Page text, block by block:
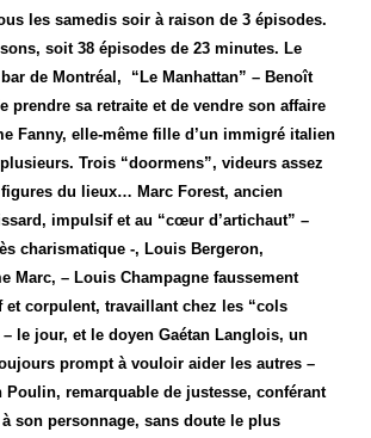
les samedis soir à raison de 3 épisodes.
soit 38 épisodes de 23 minutes. Le
de Montréal, “Le Manhattan” – Benoît
prendre sa retraite et de vendre son affaire
Fanny, elle-même fille d’un immigré italien
Trois “doormens”, videurs assez
du lieux… Marc Forest, ancien
impulsif et au “cœur d’artichaut” –
charismatique -, Louis Bergeron,
Marc, – Louis Champagne faussement
et corpulent, travaillant chez les “cols
le jour, et le doyen Gaétan Langlois, un
prompt à vouloir aider les autres –
remarquable de justesse, conférant
son personnage, sans doute le plus